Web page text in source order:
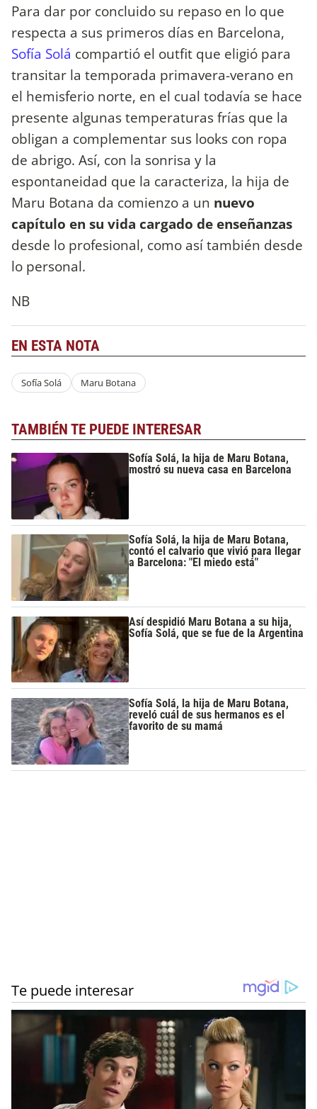
Para dar por concluido su repaso en lo que
respecta a sus primeros días en Barcelona,
Sofía Solá compartió el outfit que eligió para
transitar la temporada primavera-verano en
el hemisferio norte, en el cual todavía se hace
presente algunas temperaturas frías que la
obligan a complementar sus looks con ropa
de abrigo. Así, con la sonrisa y la
espontaneidad que la caracteriza, la hija de
Maru Botana da comienzo a un nuevo
capítulo en su vida cargado de enseñanzas
desde lo profesional, como así también desde
lo personal.
NB
EN ESTA NOTA
Sofía Solá Maru Botana
TAMBIÉN TE PUEDE INTERESAR
Sofía Solá, la hija de Maru Botana,
mostró su nueva casa en Barcelona
Sofía Solá, la hija de Maru Botana,
contó el calvario que vivió para llegar
a Barcelona: "El miedo está"
Así despidió Maru Botana a su hija,
Sofía Solá, que se fue de la Argentina
Sofía Solá, la hija de Maru Botana,
reveló cuál de sus hermanos es el
favorito de su mamá